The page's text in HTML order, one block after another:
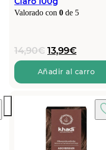
Valorado con 0 de 5
14,90€ El
precio
original
era:
13,99€El
precio
actual
es:
Añadir al carro